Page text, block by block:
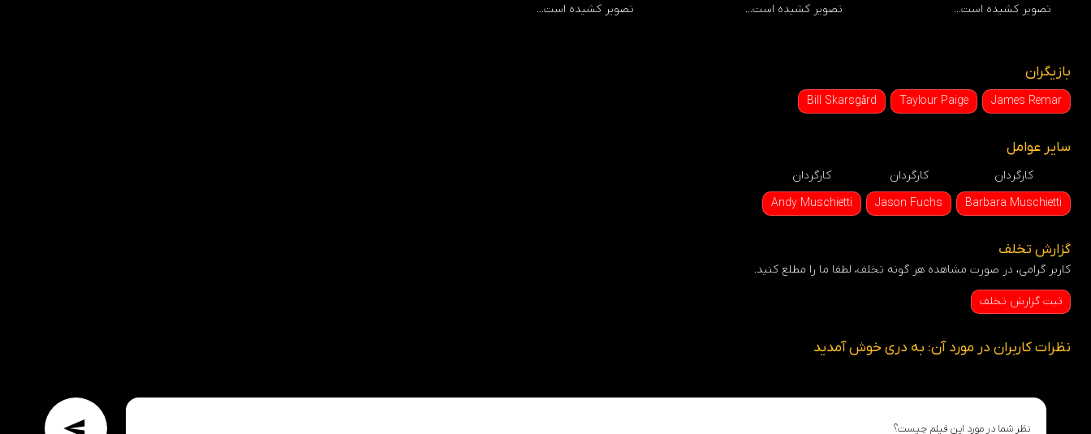
تصویر کشیده است…
تصویر کشیده است…
تصویر کشیده است…
بازیگران
James Remar
Taylour Paige
Bill Skarsgård
سایر عوامل
کارگردان
Barbara Muschietti
کارگردان
Jason Fuchs
کارگردان
Andy Muschietti
گزارش تخلف
کاربر گرامی، در صورت مشاهده هر گونه تخلف، لطفا ما را مطلع کنید.
ثبت گزارش تخلف
نظرات کاربران در مورد آن: به دری خوش آمدید